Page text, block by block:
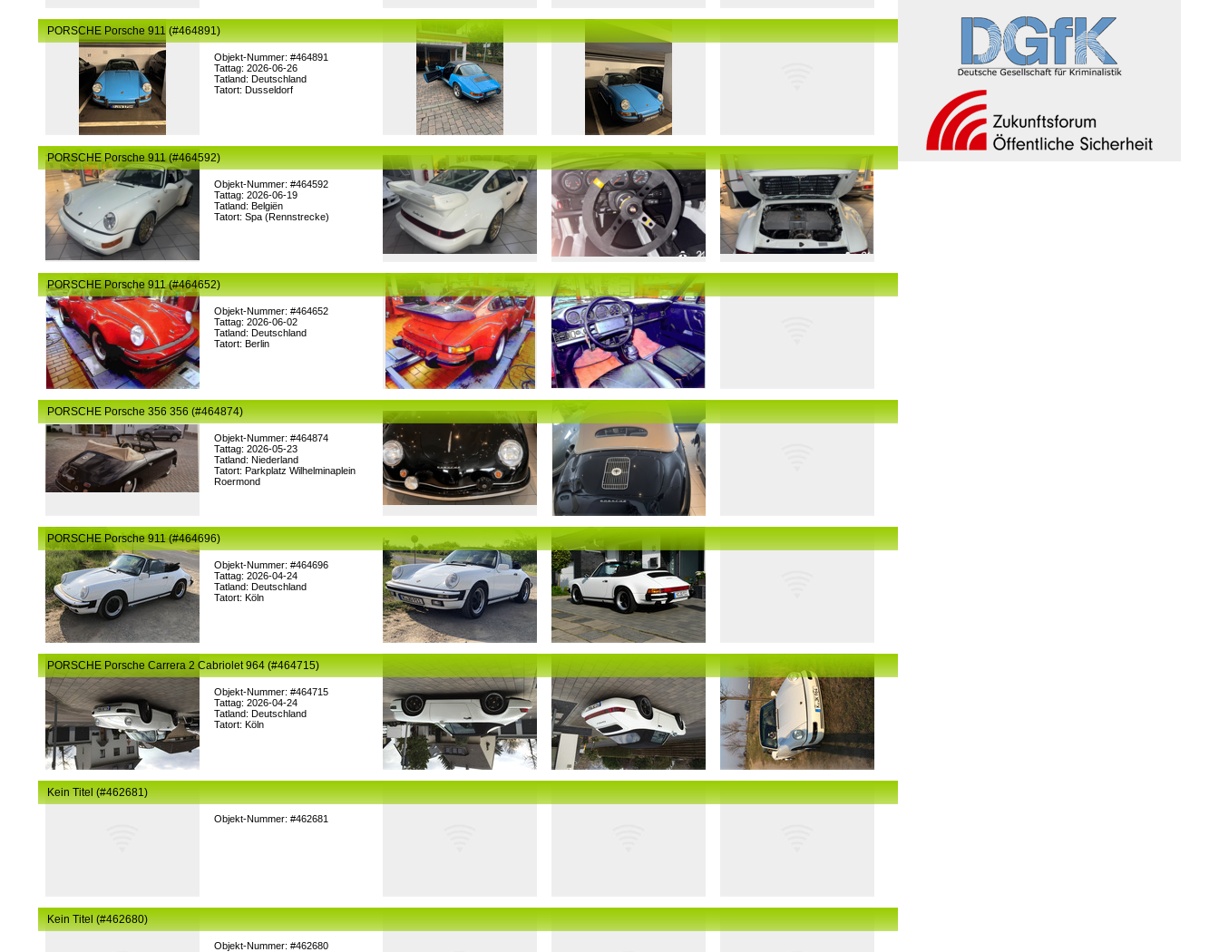
Objekt-Nummer: #464891
Tattag: 2026-06-26
Tatland: Deutschland
Tatort: Dusseldorf
PORSCHE Porsche 911 (#464891)
Objekt-Nummer: #464592
Tattag: 2026-06-19
Tatland: Belgiën
Tatort: Spa (Rennstrecke)
PORSCHE Porsche 911 (#464592)
Objekt-Nummer: #464652
Tattag: 2026-06-02
Tatland: Deutschland
Tatort: Berlin
PORSCHE Porsche 911 (#464652)
Objekt-Nummer: #464874
Tattag: 2026-05-23
Tatland: Niederland
Tatort: Parkplatz Wilhelminaplein
Roermond
PORSCHE Porsche 356 356 (#464874)
Objekt-Nummer: #464696
Tattag: 2026-04-24
Tatland: Deutschland
Tatort: Köln
PORSCHE Porsche 911 (#464696)
Objekt-Nummer: #464715
Tattag: 2026-04-24
Tatland: Deutschland
Tatort: Köln
PORSCHE Porsche Carrera 2 Cabriolet 964 (#464715)
Objekt-Nummer: #462681
Kein Titel (#462681)
Objekt-Nummer: #462680
Kein Titel (#462680)